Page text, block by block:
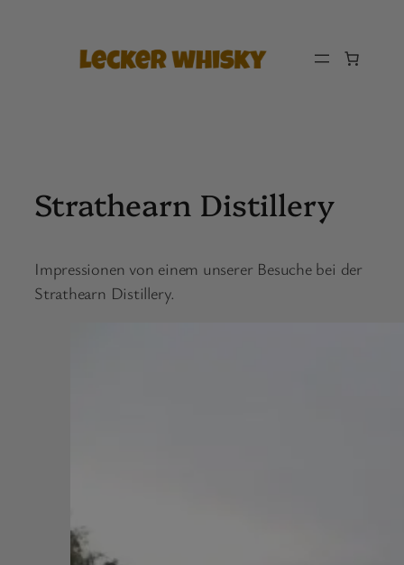
Strathearn Distillery
Impressionen von einem unserer Besuche bei der
Strathearn Distillery.